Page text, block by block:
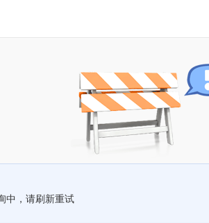
中，请刷新重试